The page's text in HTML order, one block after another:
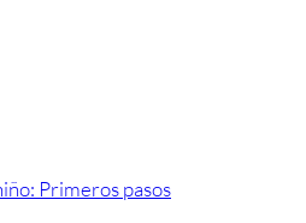
Primeros pasos